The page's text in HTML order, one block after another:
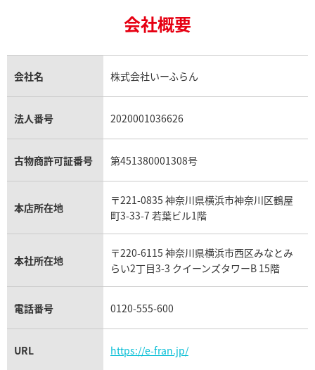
金貨買取
貴金属買取
銀・シルバー買取
パラジウム買取
トパーズ買取
タンザナイト買取
キャッツアイ買取
アクアマリン買取
ロレックス エクスプローラー買取
ロレックス デイトジャスト買取
パテック フィリップノーチラス買取
ヴァシュロン・コンスタンタン買取
オメガ買取
カルティエ買取
フランク ミュラー買取
リシャール・ミル買取
パネライ買取
チューダー（チュードル）買取
シャネル マトラッセ買取
セリーヌ買取
プラダ買取
ヴァンクリーフ＆アーペル買取
ショーメ買取
ダミアーニ買取
モーブッサン買取
会社概要
会社名 株式会社いーふらん
法人番号 2020001036626
古物商許可証番号 第451380001308号
本店所在地
〒221-0835 神奈川県横浜市神奈川区鶴屋
町3-33-7 若葉ビル1階
本社所在地
〒220-6115 神奈川県横浜市西区みなとみ
らい2丁目3-3 クイーンズタワーB 15階
電話番号 0120-555-600
URL https://e-fran.jp/